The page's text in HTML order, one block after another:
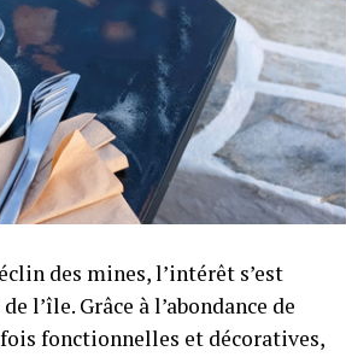
des mines, l’intérêt s’est
l’île. Grâce à l’abondance de
fonctionnelles et décoratives,